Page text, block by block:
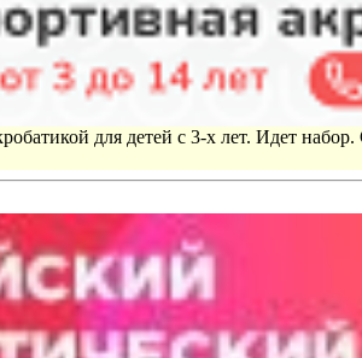
для детей с 3-х лет. Идет